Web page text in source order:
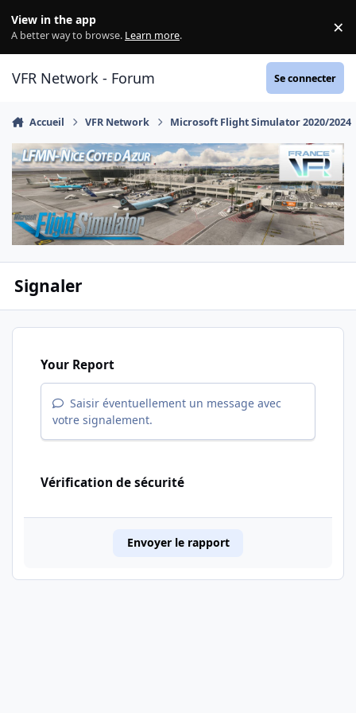
View in the app
A better way to browse. Learn more. ×
VFR Network - Forum Se connecter
Accueil VFR Network Microsoft Flight Simulator 2020/2024
Signaler
Your Report
Saisir éventuellement un message avec
votre signalement.
Vérification de sécurité
Envoyer le rapport